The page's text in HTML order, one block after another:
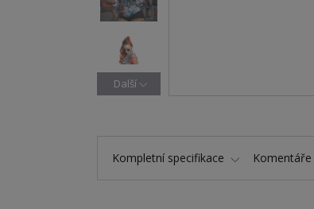
Další
Kompletní specifikace Komentáře